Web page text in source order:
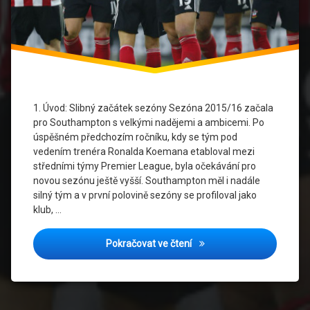
1. Úvod: Slibný začátek sezóny Sezóna 2015/16 začala
pro Southampton s velkými nadějemi a ambicemi. Po
úspěšném předchozím ročníku, kdy se tým pod
vedením trenéra Ronalda Koemana etabloval mezi
středními týmy Premier League, byla očekávání pro
novou sezónu ještě vyšší. Southampton měl i nadále
silný tým a v první polovině sezóny se profiloval jako
klub, …
Pokračovat ve čteníJarní krize: Jak
2015/16
Southampton
Southampton
FC dres
Zranění